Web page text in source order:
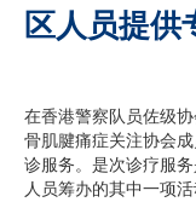
区人员提供
在香港警察队员佐级
骨肌腱痛症关注协会
诊服务。是次诊疗服
人员筹办的其中一项活